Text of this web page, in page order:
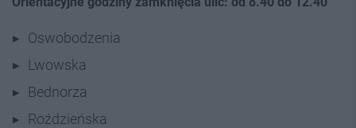
Oswobodzenia
Lwowska
Bednorza
Roździeńska